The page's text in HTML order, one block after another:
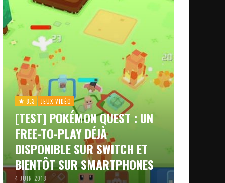
8.3 JEUX VIDÉO
[TEST] POKÉMON QUEST : UN
FREE-TO-PLAY DÉJÀ
DISPONIBLE SUR SWITCH ET
BIENTÔT SUR SMARTPHONES
4 JUIN 2018